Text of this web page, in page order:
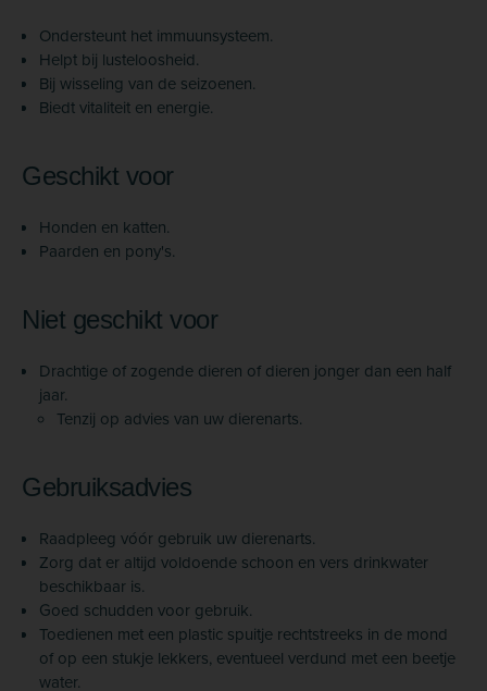
Ondersteunt het immuunsysteem.
Helpt bij lusteloosheid.
Bij wisseling van de seizoenen.
Biedt vitaliteit en energie.
Geschikt voor
Honden en katten.
Paarden en pony's.
Niet geschikt voor
Drachtige of zogende dieren of dieren jonger dan een half
jaar.
Tenzij op advies van uw dierenarts.
Gebruiksadvies
Raadpleeg vóór gebruik uw dierenarts.
Zorg dat er altijd voldoende schoon en vers drinkwater
beschikbaar is.
Goed schudden voor gebruik.
Toedienen met een plastic spuitje rechtstreeks in de mond
of op een stukje lekkers, eventueel verdund met een beetje
water.